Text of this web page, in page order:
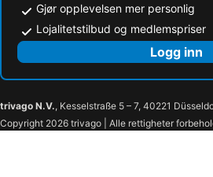
Gjør opplevelsen mer personlig
Lojalitetstilbud og medlemspriser
Logg inn
trivago N.V., Kesselstraße 5 – 7, 40221
Copyright 2026 trivago | Alle rettigheter